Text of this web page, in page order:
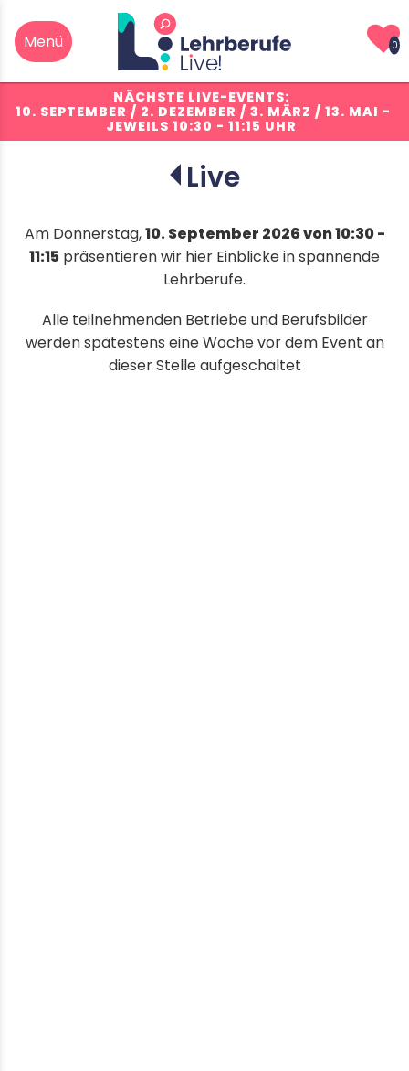
0
NÄCHSTE LIVE-EVENTS:
10. SEPTEMBER / 2. DEZEMBER / 3. MÄRZ / 13. MAI -
JEWEILS 10:30 - 11:15 UHR
Live
Am Donnerstag,10. September 2026 von 10:30 -
11:15 präsentieren wir hier Einblicke in spannende
Lehrberufe.
Alle teilnehmenden Betriebe und Berufsbilder
werden spätestens eine Woche vor dem Event an
dieser Stelle aufgeschaltet
info
Detailhandelsfachmann/-frau
Einkaufserlebnisse) EFZ